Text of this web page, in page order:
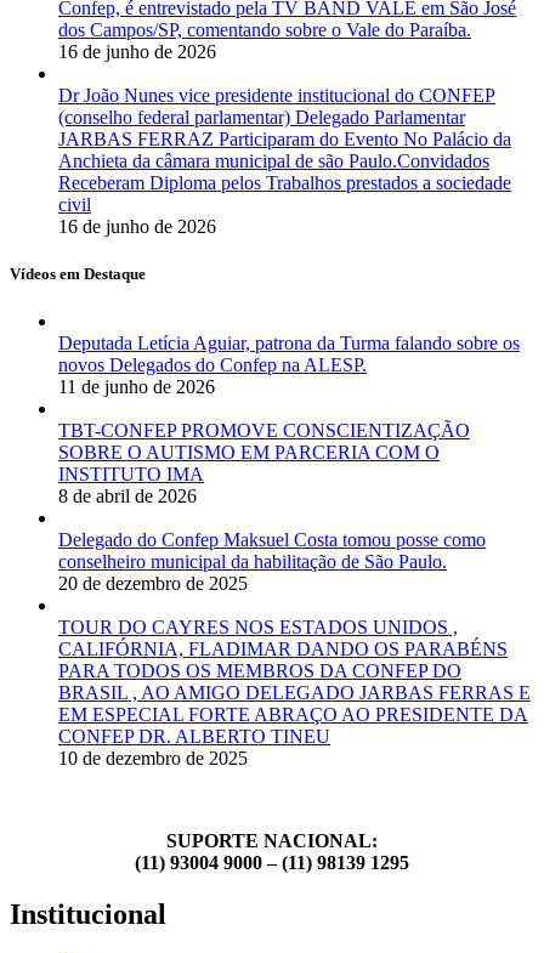
Confep, é entrevistado pela TV BAND VALE em São José
dos Campos/SP, comentando sobre o Vale do Paraíba.
16 de junho de 2026
Dr João Nunes vice presidente institucional do CONFEP
(conselho federal parlamentar) Delegado Parlamentar
JARBAS FERRAZ Participaram do Evento No Palácio da
Anchieta da câmara municipal de são Paulo.Convidados
Receberam Diploma pelos Trabalhos prestados a sociedade
civil
16 de junho de 2026
Vídeos em Destaque
Deputada Letícia Aguiar, patrona da Turma falando sobre os
novos Delegados do Confep na ALESP.
11 de junho de 2026
TBT-CONFEP PROMOVE CONSCIENTIZAÇÃO
SOBRE O AUTISMO EM PARCERIA COM O
INSTITUTO IMA
8 de abril de 2026
Delegado do Confep Maksuel Costa tomou posse como
conselheiro municipal da habilitação de São Paulo.
20 de dezembro de 2025
TOUR DO CAYRES NOS ESTADOS UNIDOS ,
CALIFÓRNIA, FLADIMAR DANDO OS PARABÉNS
PARA TODOS OS MEMBROS DA CONFEP DO
BRASIL , AO AMIGO DELEGADO JARBAS FERRAS E
EM ESPECIAL FORTE ABRAÇO AO PRESIDENTE DA
CONFEP DR. ALBERTO TINEU
10 de dezembro de 2025
SUPORTE NACIONAL:
(11) 93004 9000 – (11) 98139 1295
Institucional